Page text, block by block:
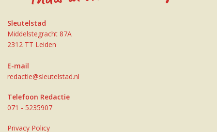
Sleutelstad
Middelstegracht 87A
2312 TT Leiden
E-mail
redactie@sleutelstad.nl
Telefoon Redactie
071 - 5235907
Privacy Policy